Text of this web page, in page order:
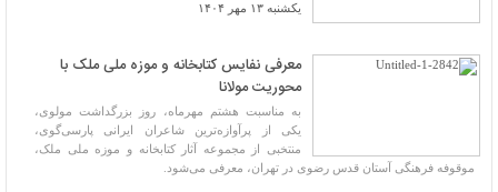
یکشنبه ۱۳ مهر ۱۴۰۴
معرفی نفایس کتابخانه و موزه ملی ملک با
محوریت مولانا
به مناسبت هشتم مهرماه، روز بزرگداشت مولوی،
یکی از پرآوازه‌ترین شاعران ایرانی پارسی‌گوی،
منتخبی از مجموعه آثار کتابخانه و موزه ملی ملک،
موقوفه فرهنگی آستان قدس رضوی در تهران، معرفی می‌شود.